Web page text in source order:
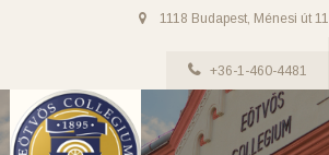
1118 Budapest, Ménesi út
+36-1-460-4481